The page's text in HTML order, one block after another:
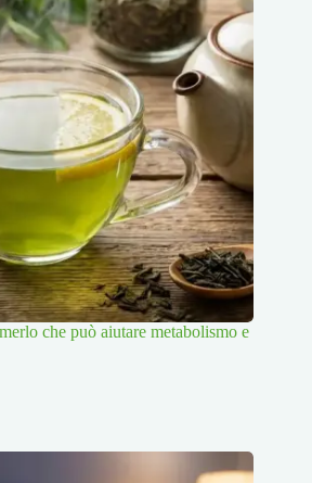
che può aiutare metabolismo e